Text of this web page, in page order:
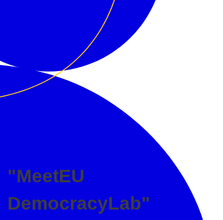
MeetEU - europiečių ryšių palaikymas
"MeetEU
DemocracyLab"